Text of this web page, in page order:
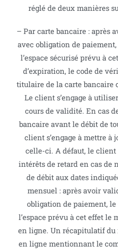
réglé de deux manières
– Par carte bancaire : après
avec obligation de
l’espace sécurisé prévu à
d’expiration, le code de
titulaire de la carte bancaire
Le client s’engage à
cours de validité. En cas
bancaire avant le débit de
client s’engage à mettre à
celle-ci. A défaut, le client
intérêts de retard en cas de
de débit aux dates
mensuel : après avoir
obligation de paiement,
l’espace prévu à cet effet le
en ligne. Un récapitulatif du
en ligne mentionnant le